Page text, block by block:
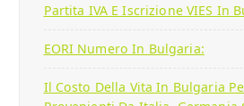
Partita IVA E Iscrizione VIES In
EORI Numero In Bulgaria:
Il Costo Della Vita In Bulgaria